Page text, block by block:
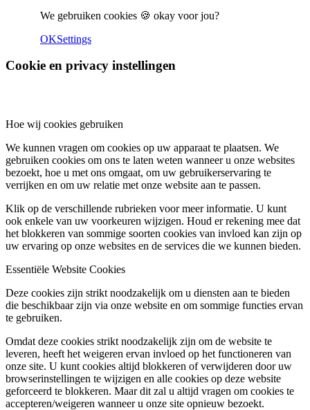
We gebruiken cookies 🍪 okay voor jou?
OKSettings
Cookie en privacy instellingen
Hoe wij cookies gebruiken
We kunnen vragen om cookies op uw apparaat te plaatsen. We
gebruiken cookies om ons te laten weten wanneer u onze websites
bezoekt, hoe u met ons omgaat, om uw gebruikerservaring te
verrijken en om uw relatie met onze website aan te passen.
Klik op de verschillende rubrieken voor meer informatie. U kunt
ook enkele van uw voorkeuren wijzigen. Houd er rekening mee dat
het blokkeren van sommige soorten cookies van invloed kan zijn op
uw ervaring op onze websites en de services die we kunnen bieden.
Essentiële Website Cookies
Deze cookies zijn strikt noodzakelijk om u diensten aan te bieden
die beschikbaar zijn via onze website en om sommige functies ervan
te gebruiken.
Omdat deze cookies strikt noodzakelijk zijn om de website te
leveren, heeft het weigeren ervan invloed op het functioneren van
onze site. U kunt cookies altijd blokkeren of verwijderen door uw
browserinstellingen te wijzigen en alle cookies op deze website
geforceerd te blokkeren. Maar dit zal u altijd vragen om cookies te
accepteren/weigeren wanneer u onze site opnieuw bezoekt.